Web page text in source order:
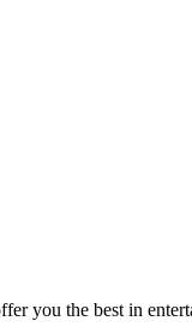
you the best in